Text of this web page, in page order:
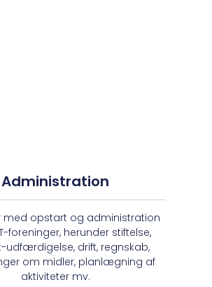
Administration
med opstart og administration
foreninger, herunder stiftelse,
udfærdigelse, drift, regnskab,
om midler, planlægning af
aktiviteter mv.